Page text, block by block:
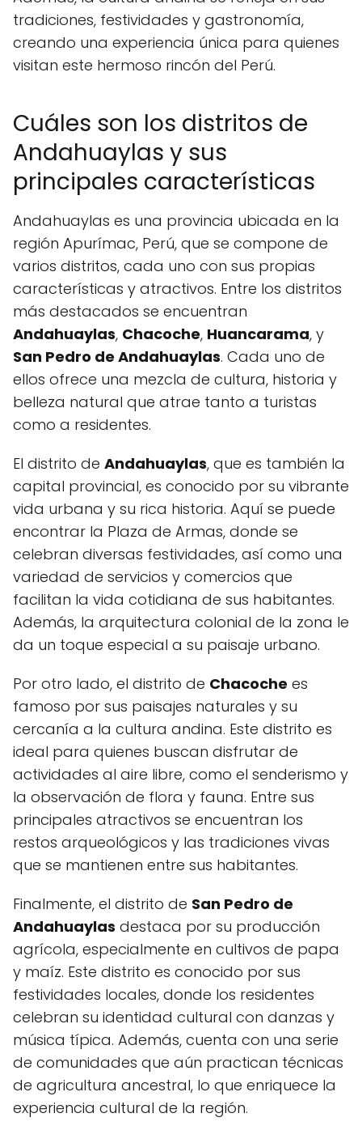
tradiciones, festividades y gastronomía,
creando una experiencia única para quienes
visitan este hermoso rincón del Perú.
Cuáles son los distritos de
Andahuaylas y sus
principales características
Andahuaylas es una provincia ubicada en la
región Apurímac, Perú, que se compone de
varios distritos, cada uno con sus propias
características y atractivos. Entre los distritos
más destacados se encuentran
Andahuaylas, Chacoche, Huancarama, y
San Pedro de Andahuaylas. Cada uno de
ellos ofrece una mezcla de cultura, historia y
belleza natural que atrae tanto a turistas
como a residentes.
El distrito de Andahuaylas, que es también la
capital provincial, es conocido por su vibrante
vida urbana y su rica historia. Aquí se puede
encontrar la Plaza de Armas, donde se
celebran diversas festividades, así como una
variedad de servicios y comercios que
facilitan la vida cotidiana de sus habitantes.
Además, la arquitectura colonial de la zona le
da un toque especial a su paisaje urbano.
Por otro lado, el distrito de Chacoche es
famoso por sus paisajes naturales y su
cercanía a la cultura andina. Este distrito es
ideal para quienes buscan disfrutar de
actividades al aire libre, como el senderismo y
la observación de flora y fauna. Entre sus
principales atractivos se encuentran los
restos arqueológicos y las tradiciones vivas
que se mantienen entre sus habitantes.
Finalmente, el distrito de San Pedro de
Andahuaylas destaca por su producción
agrícola, especialmente en cultivos de papa
y maíz. Este distrito es conocido por sus
festividades locales, donde los residentes
celebran su identidad cultural con danzas y
música típica. Además, cuenta con una serie
de comunidades que aún practican técnicas
de agricultura ancestral, lo que enriquece la
experiencia cultural de la región.